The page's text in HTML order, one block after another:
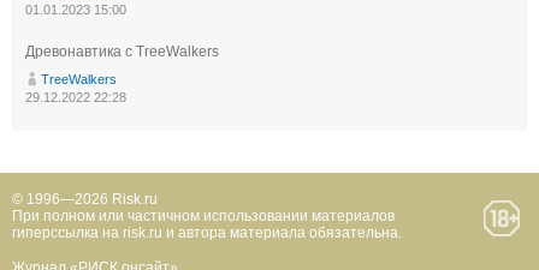
01.01.2023 15:00
Древонавтика с TreeWalkers
TreeWalkers
29.12.2022 22:28
© 1996—2026 Risk.ru
При полном или частичном использовании материалов
гиперссылка на risk.ru и автора материала обязательна.